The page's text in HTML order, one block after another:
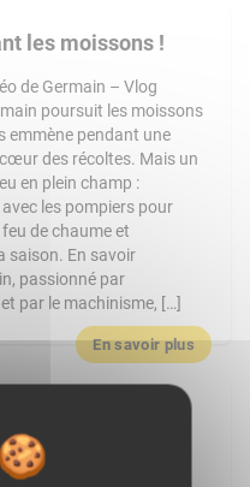
les moissons !
de Germain – Vlog
poursuit les moissons
emmène pendant une
des récoltes. Mais un
en plein champ :
les pompiers pour
de chaume et
saison. En savoir
passionné par
et par le machinisme, […]
En savoir plus
le rayon